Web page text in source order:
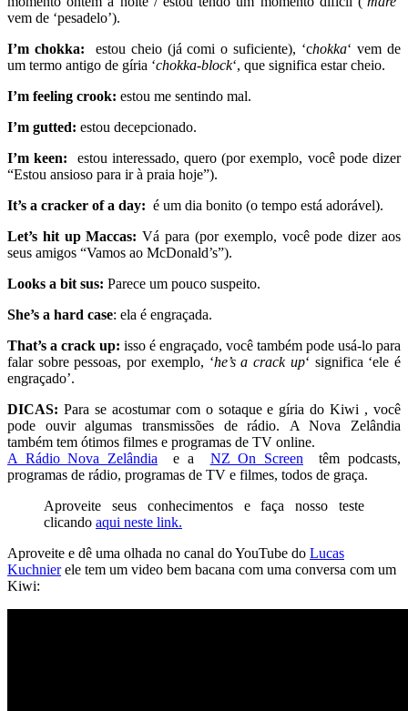
vem de ‘pesadelo’).
I’m chokka:
estou cheio (já comi o suficiente), ‘chokka‘ vem de
um termo antigo de gíria ‘chokka-block‘, que significa estar cheio.
I’m feeling crook: estou me sentindo mal.
I’m gutted: estou decepcionado.
I’m keen:
estou interessado, quero (por exemplo, você pode dizer
“Estou ansioso para ir à praia hoje”).
It’s a cracker of a day: é um dia bonito (o tempo está adorável).
Let’s hit up Maccas:Vá para (por exemplo, você pode dizer aos
seus amigos “Vamos ao McDonald’s”).
Looks a bit sus: Parece um pouco suspeito.
She’s a hard case: ela é engraçada.
That’s a crack up: isso é engraçado, você também pode usá-lo para
falar sobre pessoas, por exemplo, ‘he’s a crack up‘ significa ‘ele é
engraçado’.
DICAS: Para se acostumar com o sotaque e gíria doKiwi , você
pode ouvir algumas transmissões de rádio. A Nova Zelândia
também tem ótimos filmes e programas de TV online.
A Rádio Nova Zelândia e a NZ On Screen têm podcasts,
programas de rádio, programas de TV e filmes, todos de graça.
Aproveite seus conhecimentos e faça nosso teste
clicando aqui neste link.
Aproveite e dê uma olhada no canal do YouTube do Lucas
Kuchnierele tem um video bem bacana com uma conversa com um
Kiwi: